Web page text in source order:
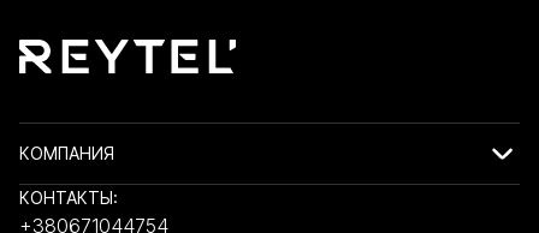
КОМПАНИЯ
КОНТАКТЫ:
+380671044754